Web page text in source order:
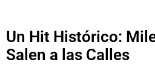
Un Hit Histórico:
Salen a las Calles